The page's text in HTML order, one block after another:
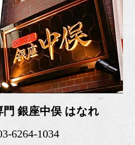
銀座中俣 はなれ
6264-1034